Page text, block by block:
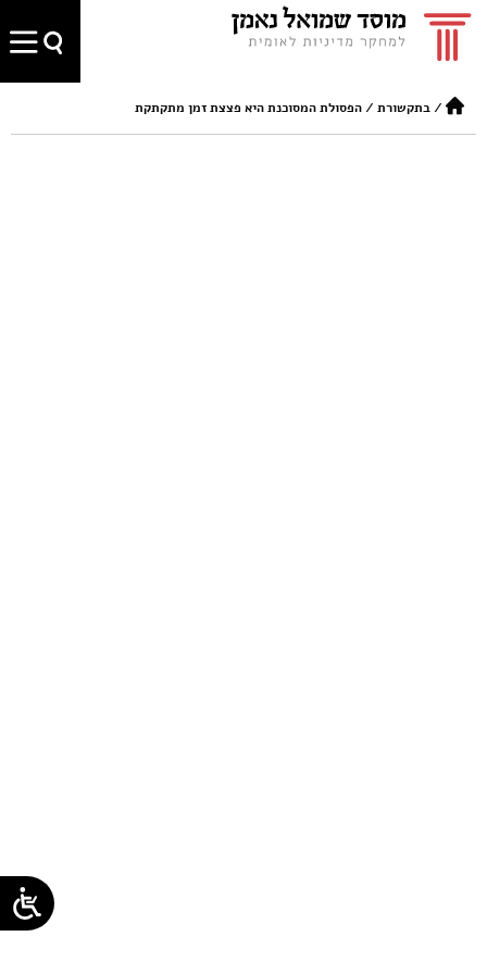
/בתקשורת /הפסולת המסוכנת היא פצצת זמן מתקתקת